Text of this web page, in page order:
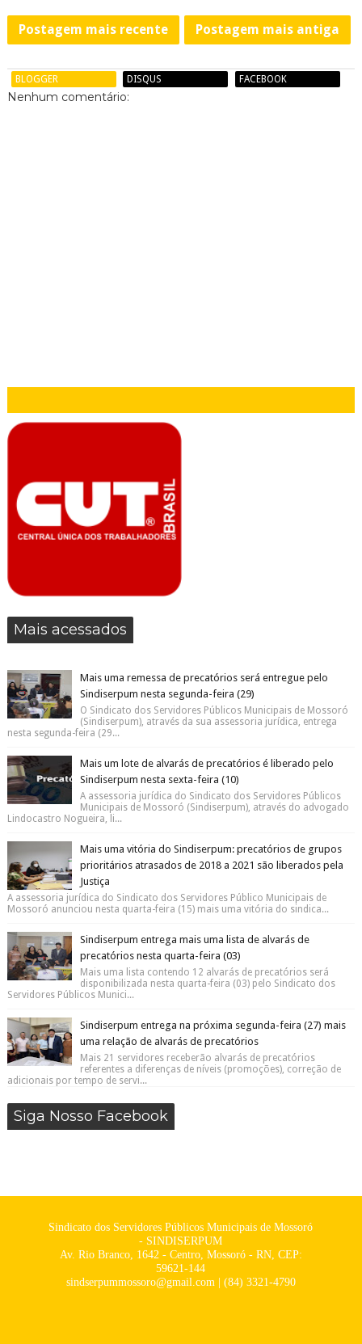
Postagem mais recente Postagem mais antiga
BLOGGER DISQUS FACEBOOK
Nenhum comentário:
Mais acessados
Mais uma remessa de precatórios será entregue pelo
Sindiserpum nesta segunda-feira (29)
O Sindicato dos Servidores Públicos Municipais de Mossoró
(Sindiserpum), através da sua assessoria jurídica, entrega
nesta segunda-feira (29...
Mais um lote de alvarás de precatórios é liberado pelo
Sindiserpum nesta sexta-feira (10)
A assessoria jurídica do Sindicato dos Servidores Públicos
Municipais de Mossoró (Sindiserpum), através do advogado
Lindocastro Nogueira, li...
Mais uma vitória do Sindiserpum: precatórios de grupos
prioritários atrasados de 2018 a 2021 são liberados pela
Justiça
A assessoria jurídica do Sindicato dos Servidores Público Municipais de
Mossoró anunciou nesta quarta-feira (15) mais uma vitória do sindica...
Sindiserpum entrega mais uma lista de alvarás de
precatórios nesta quarta-feira (03)
Mais uma lista contendo 12 alvarás de precatórios será
disponibilizada nesta quarta-feira (03) pelo Sindicato dos
Servidores Públicos Munici...
Sindiserpum entrega na próxima segunda-feira (27) mais
uma relação de alvarás de precatórios
Mais 21 servidores receberão alvarás de precatórios
referentes a diferenças de níveis (promoções), correção de
adicionais por tempo de servi...
Siga Nosso Facebook
Sindicato dos Servidores Públicos Municipais de Mossoró
- SINDISERPUM
Av. Rio Branco, 1642 - Centro, Mossoró - RN, CEP:
59621-144
sindserpummossoro@gmail.com | (84) 3321-4790